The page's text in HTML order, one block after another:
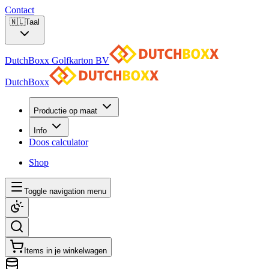
Contact
🇳🇱Taal
DutchBoxx Golfkarton BV
DutchBoxx
Productie op maat
Info
Doos calculator
Shop
Toggle navigation menu
Items in je winkelwagen